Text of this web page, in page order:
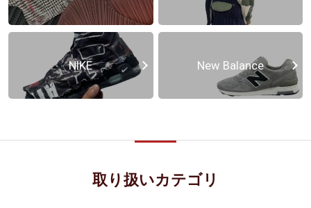
NIKE New Balance
取り扱いカテゴリ